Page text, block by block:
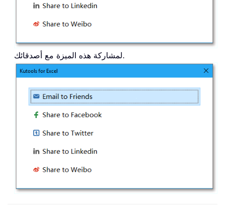
لمشاركة هذه الميزة مع أصدقائك.